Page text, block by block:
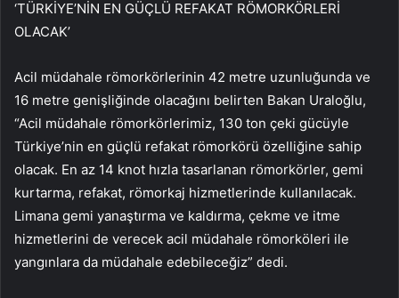
‘TÜRKİYE’NİN EN GÜÇLÜ REFAKAT RÖMORKÖRLERİ
OLACAK’
Acil müdahale römorkörlerinin 42 metre uzunluğunda ve
16 metre genişliğinde olacağını belirten Bakan Uraloğlu,
“Acil müdahale römorkörlerimiz, 130 ton çeki gücüyle
Türkiye’nin en güçlü refakat römorkörü özelliğine sahip
olacak. En az 14 knot hızla tasarlanan römorkörler, gemi
kurtarma, refakat, römorkaj hizmetlerinde kullanılacak.
Limana gemi yanaştırma ve kaldırma, çekme ve itme
hizmetlerini de verecek acil müdahale römorköleri ile
yangınlara da müdahale edebileceğiz” dedi.